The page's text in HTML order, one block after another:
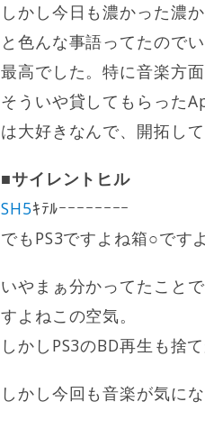
しかし今日も濃かった濃
と色んな事語ってたので
最高でした。特に音楽方
そういや貸してもらった
は大好きなんで、開拓し
■サイレントヒル
SH5ｷﾃﾙｰｰｰｰｰｰｰｰ
でもPS3ですよね箱○です
いやまぁ分かってたこと
すよねこの空気。
しかしPS3のBD再生も捨
しかし今回も音楽が気に